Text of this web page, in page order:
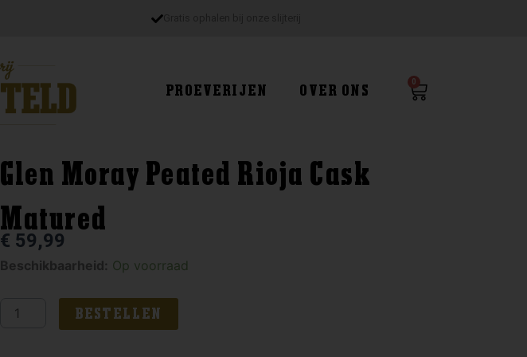
PROEVERIJEN OVER ONS
0
Winkelwagen
Glen Moray Peated Rioja Cask
Matured
€ 59,99
Beschikbaarheid: Op voorraad
Glen
Peated
BESTELLEN